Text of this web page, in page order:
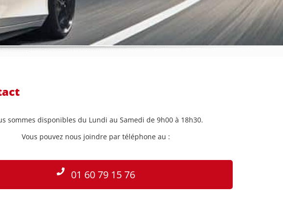
sommes disponibles du Lundi au Samedi de 9h00 à 18h30.
Vous pouvez nous joindre par téléphone au :
01 60 79 15 76